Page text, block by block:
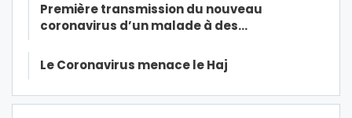
Première transmission du nouveau
coronavirus d’un malade à des…
Le Coronavirus menace le Haj